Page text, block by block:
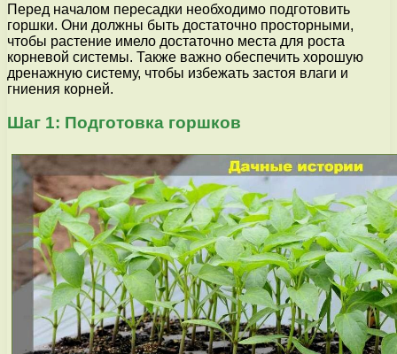
Перед началом пересадки необходимо подготовить
горшки. Они должны быть достаточно просторными,
чтобы растение имело достаточно места для роста
корневой системы. Также важно обеспечить хорошую
дренажную систему, чтобы избежать застоя влаги и
гниения корней.
Шаг 1: Подготовка горшков